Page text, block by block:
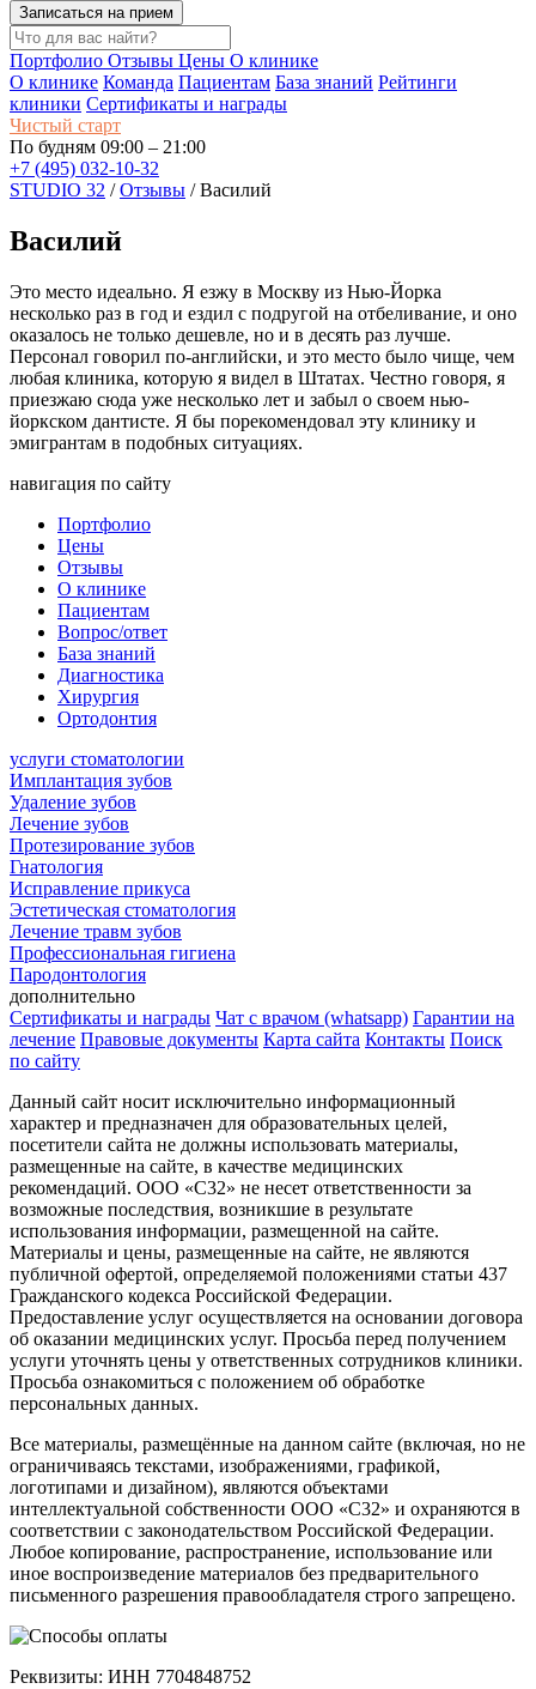
Записаться на прием
Портфолио Отзывы Цены О клинике
О клинике Команда Пациентам База знаний Рейтинги
клиники Сертификаты и награды
Чистый старт
По будням 09:00 – 21:00
+7 (495) 032-10-32
STUDIO 32 /Отзывы /Василий
Василий
Это место идеально. Я езжу в Москву из Нью-Йорка
несколько раз в год и ездил с подругой на отбеливание, и оно
оказалось не только дешевле, но и в десять раз лучше.
Персонал говорил по-английски, и это место было чище, чем
любая клиника, которую я видел в Штатах. Честно говоря, я
приезжаю сюда уже несколько лет и забыл о своем нью-
йоркском дантисте. Я бы порекомендовал эту клинику и
эмигрантам в подобных ситуациях.
навигация по сайту
Портфолио
Цены
Отзывы
О клинике
Пациентам
Вопрос/ответ
База знаний
Диагностика
Хирургия
Ортодонтия
услуги стоматологии
Имплантация зубов
Удаление зубов
Лечение зубов
Протезирование зубов
Гнатология
Исправление прикуса
Эстетическая стоматология
Лечение травм зубов
Профессиональная гигиена
Пародонтология
дополнительно
Сертификаты и награды Чат с врачом (whatsapp) Гарантии на
лечение Правовые документы Карта сайта Контакты Поиск
по сайту
Данный сайт носит исключительно информационный
характер и предназначен для образовательных целей,
посетители сайта не должны использовать материалы,
размещенные на сайте, в качестве медицинских
рекомендаций. ООО «С32» не несет ответственности за
возможные последствия, возникшие в результате
использования информации, размещенной на сайте.
Материалы и цены, размещенные на сайте, не являются
публичной офертой, определяемой положениями статьи 437
Гражданского кодекса Российской Федерации.
Предоставление услуг осуществляется на основании договора
об оказании медицинских услуг. Просьба перед получением
услуги уточнять цены у ответственных сотрудников клиники.
Просьба ознакомиться с положением об обработке
персональных данных.
Все материалы, размещённые на данном сайте (включая, но не
ограничиваясь текстами, изображениями, графикой,
логотипами и дизайном), являются объектами
интеллектуальной собственности ООО «С32» и охраняются в
соответствии с законодательством Российской Федерации.
Любое копирование, распространение, использование или
иное воспроизведение материалов без предварительного
письменного разрешения правообладателя строго запрещено.
Реквизиты: ИНН 7704848752